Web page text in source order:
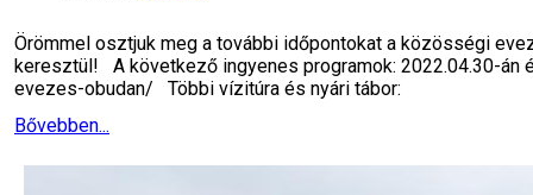
Örömmel osztjuk meg a további időpontokat a közösségi
keresztül! A következő ingyenes programok: 2022.04.30-
evezes-obudan/ Többi vízitúra és nyári tábor:
Bővebben...